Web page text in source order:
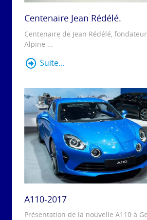
Centenaire Jean Rédélé.
Centenaire de Jean Rédélé,
Alpine ...
Suite...
A110-2017
Présentation de la nouvelle A110 à